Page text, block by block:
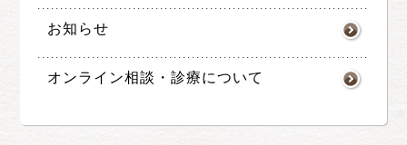
お知らせ
オンライン相談・診療について